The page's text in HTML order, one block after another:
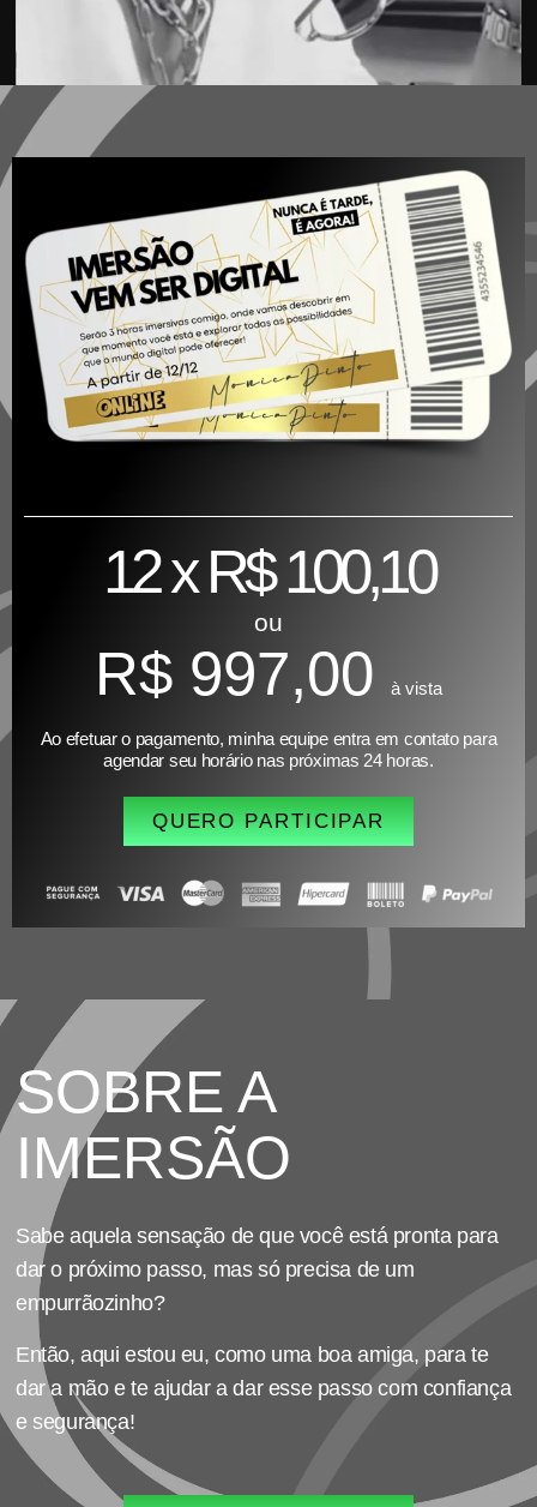
12 x R$ 100,10
ou
R$ 997,00 à vista
Ao efetuar o pagamento, minha equipe entra em contato para
agendar seu horário nas próximas 24 horas.
QUERO PARTICIPAR
SOBRE A
IMERSÃO
Sabe aquela sensação de que você está pronta para
dar o próximo passo, mas só precisa de um
empurrãozinho?
Então, aqui estou eu, como uma boa amiga, para te
dar a mão e te ajudar a dar esse passo com confiança
e segurança!